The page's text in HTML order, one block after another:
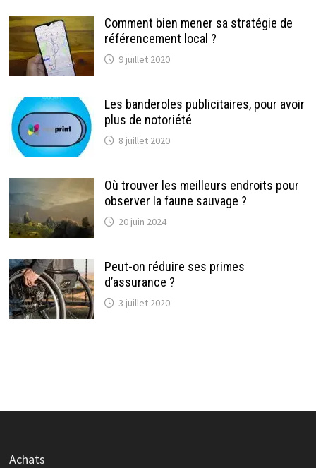
Comment bien mener sa stratégie de
référencement local ?
9 juillet 2020
Les banderoles publicitaires, pour avoir
plus de notoriété
8 juillet 2020
Où trouver les meilleurs endroits pour
observer la faune sauvage ?
20 juin 2024
Peut-on réduire ses primes
d’assurance ?
3 juillet 2020
Achats